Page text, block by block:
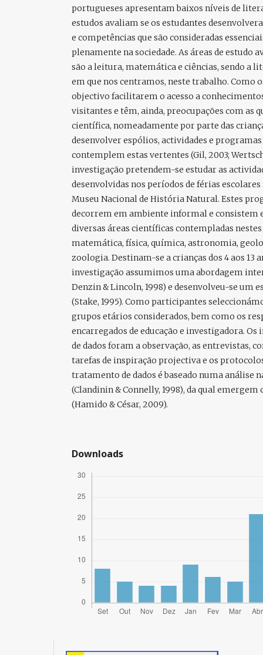
portugueses apresentam baixos níveis de
estudos avaliam se os estudantes
e competências que são consideradas
plenamente na sociedade. As áreas de estudo
são a leitura, matemática e ciências, sendo a
em que nos centramos, neste trabalho. Como
objectivo facilitarem o acesso a
visitantes e têm, ainda, preocupações com as
científica, nomeadamente por parte das
desenvolver espólios, actividades e programas
contemplem estas vertentes (Gil, 2003;
investigação pretendem-se estudar as
desenvolvidas nos períodos de férias escolares
Museu Nacional de História Natural. Estes
decorrem em ambiente informal e consistem
diversas áreas científicas contempladas
matemática, física, química, astronomia,
zoologia. Destinam-se a crianças dos 4 aos 13
investigação assumimos uma abordagem
Denzin & Lincoln, 1998) e desenvolveu-se um
(Stake, 1995). Como participantes
grupos etários considerados, bem como os
encarregados de educação e investigadora.
de dados foram a observação, as entrevistas,
tarefas de inspiração projectiva e os
tratamento de dados é baseado numa análise
(Clandinin & Connelly, 1998), da qual
(Hamido & César, 2009).
Downloads